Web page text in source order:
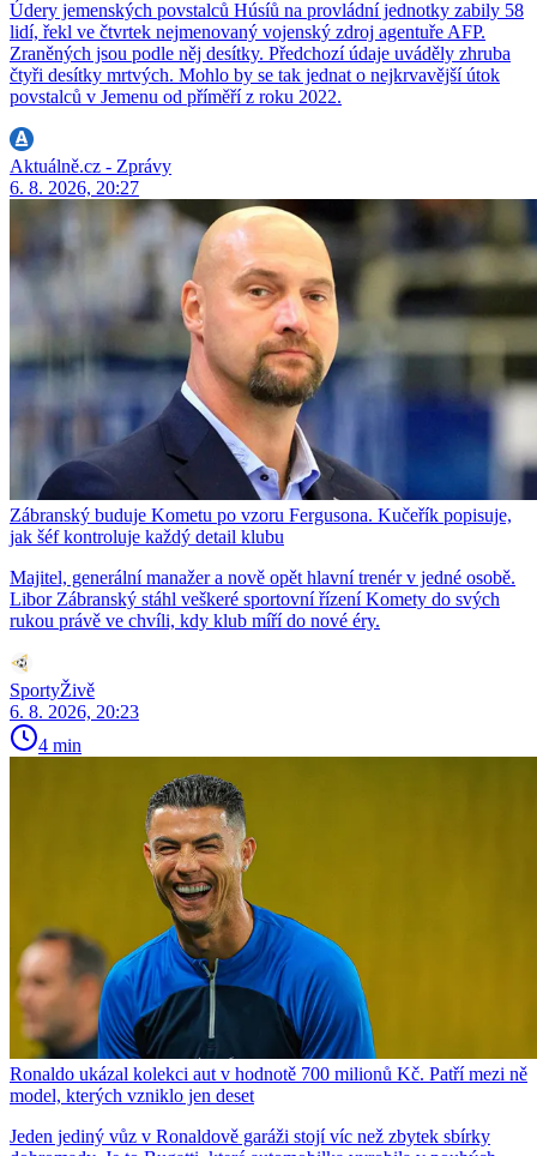
Údery jemenských povstalců Húsíů na provládní jednotky zabily 58
lidí, řekl ve čtvrtek nejmenovaný vojenský zdroj agentuře AFP.
Zraněných jsou podle něj desítky. Předchozí údaje uváděly zhruba
čtyři desítky mrtvých. Mohlo by se tak jednat o nejkrvavější útok
povstalců v Jemenu od příměří z roku 2022.
Aktuálně.cz - Zprávy
6. 8. 2026, 20:27
Zábranský buduje Kometu po vzoru Fergusona. Kučeřík popisuje,
jak šéf kontroluje každý detail klubu
Majitel, generální manažer a nově opět hlavní trenér v jedné osobě.
Libor Zábranský stáhl veškeré sportovní řízení Komety do svých
rukou právě ve chvíli, kdy klub míří do nové éry.
SportyŽivě
6. 8. 2026, 20:23
4 min
Ronaldo ukázal kolekci aut v hodnotě 700 milionů Kč. Patří mezi ně
model, kterých vzniklo jen deset
Jeden jediný vůz v Ronaldově garáži stojí víc než zbytek sbírky